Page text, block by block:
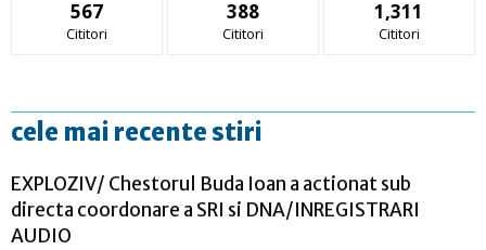
567
Cititori
388
Cititori
1,311
Cititori
cele mai recente stiri
EXPLOZIV/ Chestorul Buda Ioan a actionat sub
directa coordonare a SRI si DNA/INREGISTRARI
AUDIO